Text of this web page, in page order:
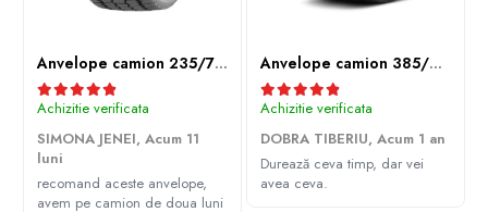
Anvelope camion 235/75R17.5 143/141J(144F) Westlake WDA2 TL M+S 3PMSF
Achizitie verificata
SIMONA JENEI, Acum 11
luni
recomand aceste anvelope,
avem pe camion de doua luni
Anvelope camion 385/65R22.5 164K LEAO KTS300 24PR TL
Achizitie verificata
DOBRA TIBERIU, Acum 1 an
Durează ceva timp, dar vei
avea ceva.